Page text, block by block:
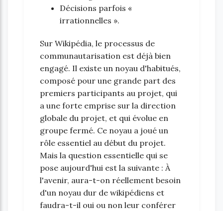
Décisions parfois «
irrationnelles ».
Sur Wikipédia, le processus de
communautarisation est déjà bien
engagé. Il existe un noyau d'habitués,
composé pour une grande part des
premiers participants au projet, qui
a une forte emprise sur la direction
globale du projet, et qui évolue en
groupe fermé. Ce noyau a joué un
rôle essentiel au début du projet.
Mais la question essentielle qui se
pose aujourd'hui est la suivante : À
l'avenir, aura-t-on réellement besoin
d'un noyau dur de wikipédiens et
faudra-t-il oui ou non leur conférer